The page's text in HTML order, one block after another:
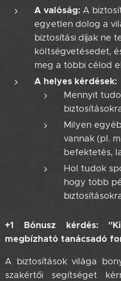
A valóság: A
egyetlen dolog a
biztosítási díjak ne
költségvetésedet,
meg a többi célod
A helyes kérdések:
Mennyit
Milyen
vannak (pl.
befektetés,
Hol tudok
hogy több
+1 Bónusz kérdés:
megbízható tanácsadó
A biztosítások világa
szakértői segítséget